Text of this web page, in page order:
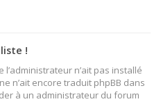
!
n’ait pas installé
n’ait encore traduit phpBB dans
à un administrateur du forum